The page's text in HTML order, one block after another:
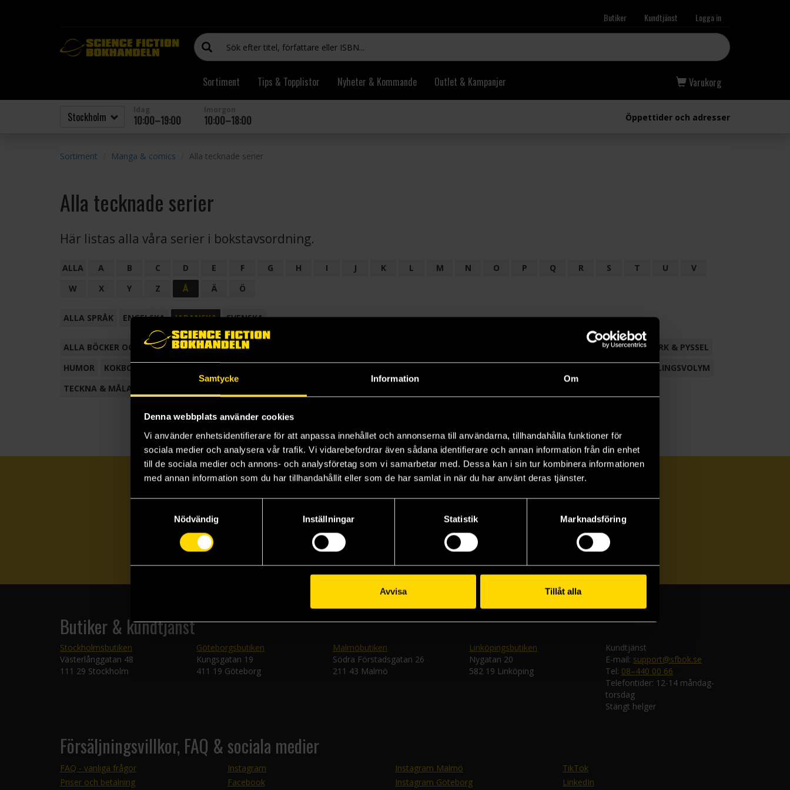
Samtycke Information Om
Denna webbplats använder cookies
Vi använder enhetsidentifierare för att anpassa innehållet och annonserna till användarna, tillhandahålla funktioner för
sociala medier och analysera vår trafik. Vi vidarebefordrar även sådana identifierare och annan information från din enhet
till de sociala medier och annons- och analysföretag som vi samarbetar med. Dessa kan i sin tur kombinera informationen
med annan information som du har tillhandahållit eller som de har samlat in när du har använt deras tjänster.
Nödvändig
Inställningar Statistik Marknadsföring
Avvisa Tillåt alla
Butiker Kundtjänst Logga in
Sortiment Tips & Topplistor Nyheter & Kommande Outlet & Kampanjer Varukorg
10:00–19:00 10:00–18:00 Öppettider och adresser
Sortiment Manga & comics Alla tecknade serier
Alla tecknade serier
Här listas alla våra serier i bokstavsordning.
ALLA A B C D E F G H I J K L M N O P Q R S T U
V
W
X Y Z Å Ä Ö
ALLA SPRÅK ENGELSKA JAPANSKA SVENSKA
ALLA BÖCKER OCH TECKNADE SERIER ANTOLOGI FACKLITTERATUR
HANTVERK & PYSSEL
HUMOR
KOKBOK
SAMLINGSVOLYM
TECKNA & MÅLA
Prenumerera på vårt nyhetsbrev
Butiker & kundtjänst
Stockholmsbutiken
Västerlånggatan 48
111 29 Stockholm
Göteborgsbutiken
Kungsgatan 19
411 19 Göteborg
Malmöbutiken
Södra Förstadsgatan 26
211 43 Malmö
Linköpingsbutiken
Nygatan 20
582 19 Linköping
Kundtjänst
E-mail: support@sfbok.se
Tel: 08–440 00 66
Telefontider: 12-14 måndag-
torsdag
Stängt helger
Försäljningsvillkor, FAQ & sociala medier
FAQ - vanliga frågor
Priser och betalning
Instagram
Facebook
Instagram Malmö
Instagram Göteborg
TikTok
LinkedIn